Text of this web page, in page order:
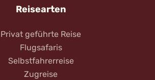
Reisearten
Privat geführte Reise
Flugsafaris
Selbstfahrerreise
Zugreise